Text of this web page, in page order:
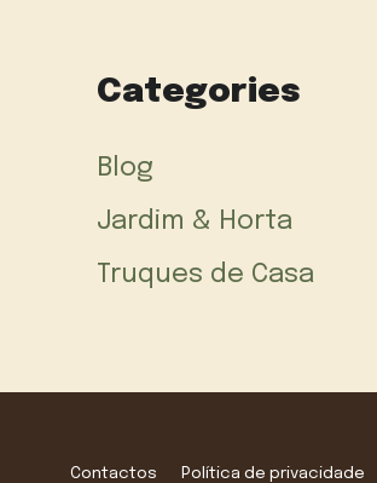
Categories
Blog
Jardim & Horta
Truques de Casa
Contactos Política de privacidade